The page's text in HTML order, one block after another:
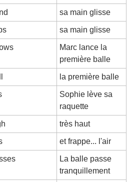
sa main glisse
sa main glisse
Marc lance la
première balle
la première balle
Sophie lève sa
raquette
très haut
et frappe... l'air
La balle passe
tranquillement